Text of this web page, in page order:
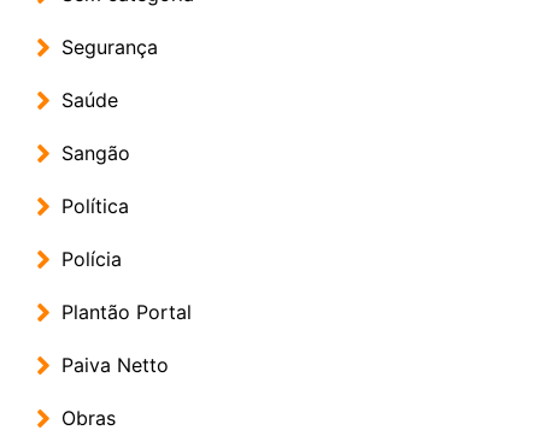
Segurança
Saúde
Sangão
Política
Polícia
Plantão Portal
Paiva Netto
Obras